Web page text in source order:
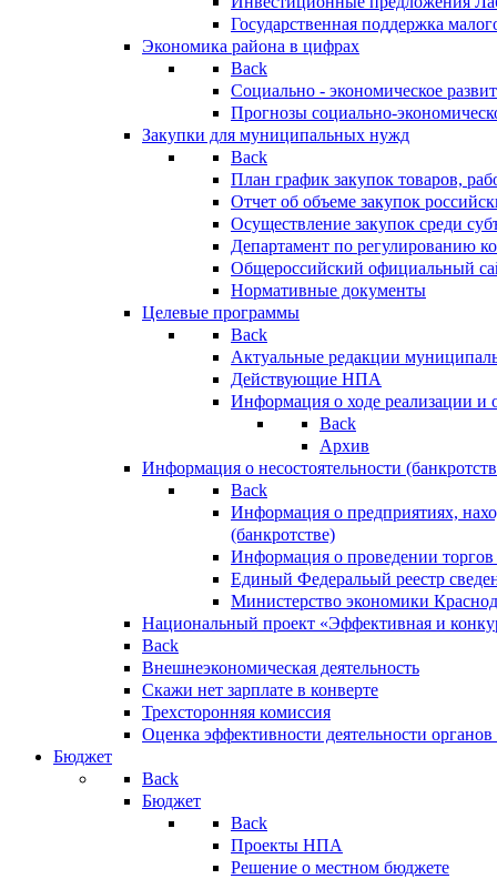
Государственная поддержка
Экономика района в цифрах
Back
Социально - экономическое
Прогнозы социально-
Закупки для муниципальных нужд
Back
План график закупок товаров,
Отчет об объеме закупок
Осуществление закупок среди
Департамент по регулированию
Общероссийский официальный
Нормативные документы
Целевые программы
Back
Актуальные редакции
Действующие НПА
Информация о ходе реализации
Back
Архив
Информация о несостоятельности
Back
Информация о предприятиях,
(банкротстве)
Информация о проведении
Единый Федеральый реестр
Министерство экономики
Национальный проект «Эффективная и
Back
Внешнеэкономическая деятельность
Скажи нет зарплате в конверте
Трехсторонняя комиссия
Оценка эффективности деятельности
Бюджет
Back
Бюджет
Back
Проекты НПА
Решение о местном бюджете